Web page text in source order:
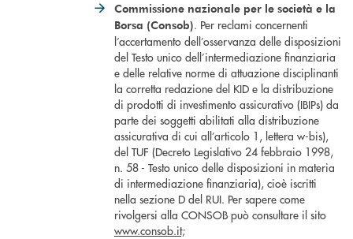
Commissione nazionale per le società e la
Borsa (Consob). Per reclami concernenti
l’accertamento dell’osservanza delle disposizioni
del Testo unico dell’intermediazione finanziaria
e delle relative norme di attuazione disciplinanti
la corretta redazione del KID e la distribuzione
di prodotti di investimento assicurativo (IBIPs) da
parte dei soggetti abilitati alla distribuzione
assicurativa di cui all’articolo 1, lettera w-bis),
del TUF (Decreto Legislativo 24 febbraio 1998,
n. 58 - Testo unico delle disposizioni in materia
di intermediazione finanziaria), cioè iscritti
nella sezione D del RUI. Per sapere come
rivolgersi alla CONSOB può consultare il sito
www.consob.it;